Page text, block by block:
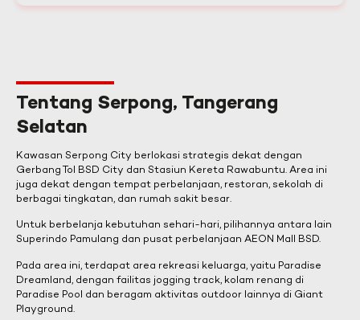
Tentang Serpong, Tangerang
Selatan
Kawasan Serpong City berlokasi strategis dekat dengan
Gerbang Tol BSD City dan Stasiun Kereta Rawabuntu. Area ini
juga dekat dengan tempat perbelanjaan, restoran, sekolah di
berbagai tingkatan, dan rumah sakit besar.
Untuk berbelanja kebutuhan sehari-hari, pilihannya antara lain
Superindo Pamulang dan pusat perbelanjaan AEON Mall BSD.
Pada area ini, terdapat area rekreasi keluarga, yaitu Paradise
Dreamland, dengan failitas jogging track, kolam renang di
Paradise Pool dan beragam aktivitas outdoor lainnya di Giant
Playground.